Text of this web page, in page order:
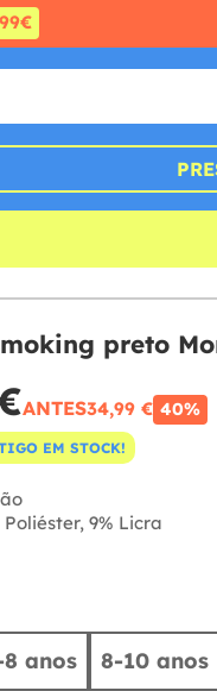
preto
ANTES34,99 € 40%
EM STOCK!
9% Licra
8 anos 8-10 anos